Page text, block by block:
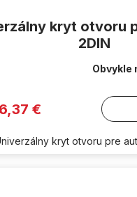
kryt otvoru
2DIN
Obvykle
6,37 €
kryt otvoru pre